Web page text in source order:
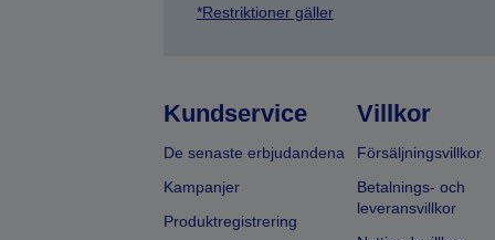
*Restriktioner gäller
Kundservice
De senaste erbjudandena
Kampanjer
Produktregistrering
Villkor
Försäljningsvillkor
Betalnings- och
leveransvillkor